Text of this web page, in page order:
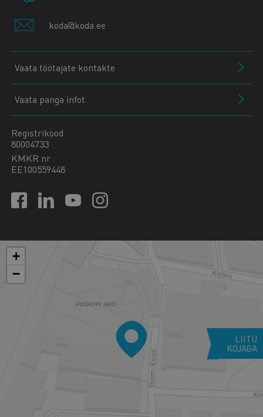
koda@koda.ee
Vaata töötajate kontakte
Vaata panga infot
Registrikood
80004733
KMKR nr
EE100559448
+
−
LIITU
KOJAGA